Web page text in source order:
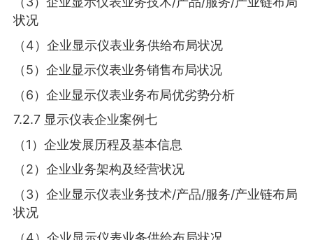
状况
（4）企业显示仪表业务供给布局状况
（5）企业显示仪表业务销售布局状况
（6）企业显示仪表业务布局优劣势分析
7.2.7 显示仪表企业案例七
（1）企业发展历程及基本信息
（2）企业业务架构及经营状况
（3）企业显示仪表业务技术/产品/服务/产业链布局
状况